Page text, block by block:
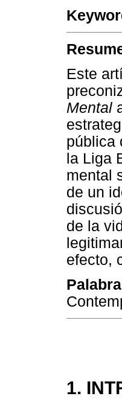
Este
Mental
pública
la Liga
mental
de un
de la
efecto,
1.